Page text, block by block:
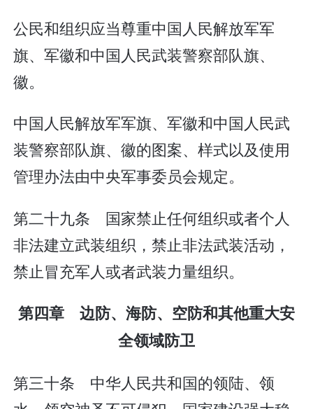
公民和组织应当尊重中国人民解放军军
旗、军徽和中国人民武装警察部队旗、
徽。
中国人民解放军军旗、军徽和中国人民武
装警察部队旗、徽的图案、样式以及使用
管理办法由中央军事委员会规定。
第二十九条 国家禁止任何组织或者个人
非法建立武装组织，禁止非法武装活动，
禁止冒充军人或者武装力量组织。
第四章 边防、海防、空防和其他重大安
全领域防卫
第三十条 中华人民共和国的领陆、领